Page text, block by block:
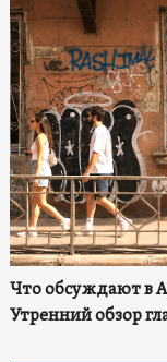
Что обсуждают в
Утренний обзор